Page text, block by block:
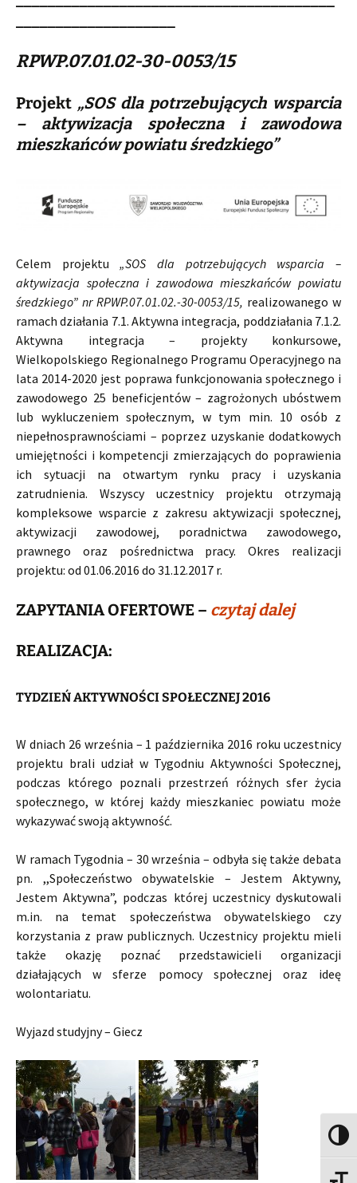
RPWP.07.01.02-30-0053/15
Projekt „SOS dla potrzebujących wsparcia
– aktywizacja społeczna i zawodowa
mieszkańców powiatu średzkiego”
Celem projektu„SOS dla potrzebujących wsparcia –
aktywizacja społeczna i zawodowa mieszkańców powiatu
średzkiego” nr RPWP.07.01.02.-30-0053/15, realizowanego w
ramach działania 7.1. Aktywna integracja, poddziałania 7.1.2.
Aktywna integracja – projekty konkursowe,
Wielkopolskiego Regionalnego Programu Operacyjnego na
lata 2014-2020 jest poprawa funkcjonowania społecznego i
zawodowego 25 beneficjentów – zagrożonych ubóstwem
lub wykluczeniem społecznym, w tym min. 10 osób z
niepełnosprawnościami – poprzez uzyskanie dodatkowych
umiejętności i kompetencji zmierzających do poprawienia
ich sytuacji na otwartym rynku pracy i uzyskania
zatrudnienia. Wszyscy uczestnicy projektu otrzymają
kompleksowe wsparcie z zakresu aktywizacji społecznej,
aktywizacji zawodowej, poradnictwa zawodowego,
prawnego oraz pośrednictwa pracy. Okres realizacji
projektu: od 01.06.2016 do 31.12.2017 r.
ZAPYTANIA OFERTOWE – czytaj dalej
REALIZACJA:
TYDZIEŃ AKTYWNOŚCI SPOŁECZNEJ 2016
W dniach 26 września – 1 października 2016 roku uczestnicy
projektu brali udział w Tygodniu Aktywności Społecznej,
podczas którego poznali przestrzeń różnych sfer życia
społecznego, w której każdy mieszkaniec powiatu może
wykazywać swoją aktywność.
W ramach Tygodnia – 30 września – odbyła się także debata
pn. ,,Społeczeństwo obywatelskie – Jestem Aktywny,
Jestem Aktywna”, podczas której uczestnicy dyskutowali
m.in. na temat społeczeństwa obywatelskiego czy
korzystania z praw publicznych. Uczestnicy projektu mieli
także okazję poznać przedstawicieli organizacji
działających w sferze pomocy społecznej oraz ideę
wolontariatu.
Wyjazd studyjny – Giecz